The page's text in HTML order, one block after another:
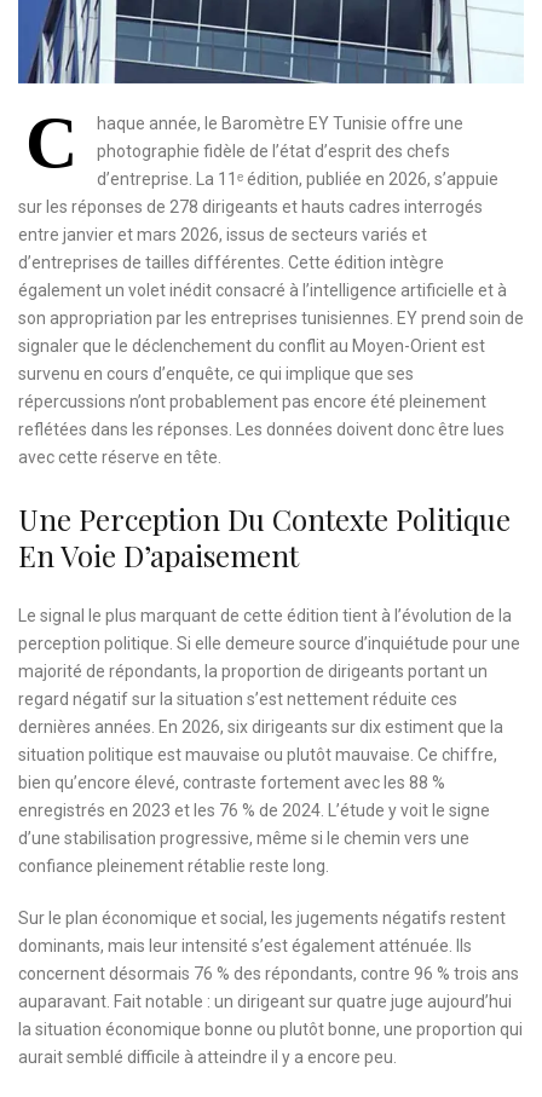
C
haque année, le Baromètre EY Tunisie offre une
photographie fidèle de l’état d’esprit des chefs
d’entreprise. La 11ᵉ édition, publiée en 2026, s’appuie
sur les réponses de 278 dirigeants et hauts cadres interrogés
entre janvier et mars 2026, issus de secteurs variés et
d’entreprises de tailles différentes. Cette édition intègre
également un volet inédit consacré à l’intelligence artificielle et à
son appropriation par les entreprises tunisiennes. EY prend soin de
signaler que le déclenchement du conflit au Moyen-Orient est
survenu en cours d’enquête, ce qui implique que ses
répercussions n’ont probablement pas encore été pleinement
reflétées dans les réponses. Les données doivent donc être lues
avec cette réserve en tête.
Une Perception Du Contexte Politique
En Voie D’apaisement
Le signal le plus marquant de cette édition tient à l’évolution de la
perception politique. Si elle demeure source d’inquiétude pour une
majorité de répondants, la proportion de dirigeants portant un
regard négatif sur la situation s’est nettement réduite ces
dernières années. En 2026, six dirigeants sur dix estiment que la
situation politique est mauvaise ou plutôt mauvaise. Ce chiffre,
bien qu’encore élevé, contraste fortement avec les 88 %
enregistrés en 2023 et les 76 % de 2024. L’étude y voit le signe
d’une stabilisation progressive, même si le chemin vers une
confiance pleinement rétablie reste long.
Sur le plan économique et social, les jugements négatifs restent
dominants, mais leur intensité s’est également atténuée. Ils
concernent désormais 76 % des répondants, contre 96 % trois ans
auparavant. Fait notable : un dirigeant sur quatre juge aujourd’hui
la situation économique bonne ou plutôt bonne, une proportion qui
aurait semblé difficile à atteindre il y a encore peu.